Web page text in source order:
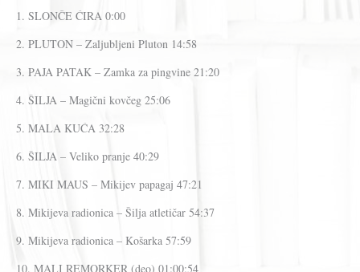
1. SLONČE ĆIRA 0:00
2. PLUTON – Zaljubljeni Pluton 14:58
3. PAJA PATAK – Zamka za pingvine 21:20
4. ŠILJA – Magični kovčeg 25:06
5. MALA KUĆA 32:28
6. ŠILJA – Veliko pranje 40:29
7. MIKI MAUS – Mikijev papagaj 47:21
8. Mikijeva radionica – Šilja atletičar 54:37
9. Mikijeva radionica – Košarka 57:59
10. MALI REMORKER (deo) 01:00:54